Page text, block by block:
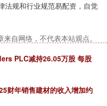
法规和行业规范易配资，自觉
自网络，不代表本站观点。
PLC减持26.05万股 每股
财年销售建材的收入增加约